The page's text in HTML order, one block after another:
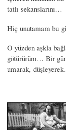
tatlı sekanslarını…
Hiç unutamam bu
O yüzden aşkla
götürürüm… Bir
umarak,